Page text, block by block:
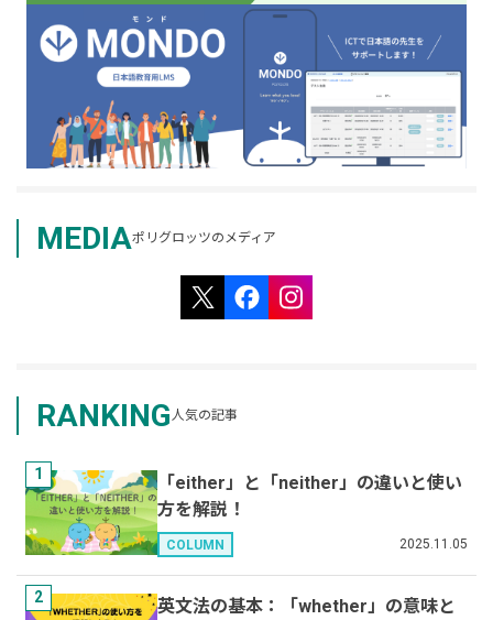
MEDIAポリグロッツのメディア
RANKING人気の記事
1
「either」と「neither」の違いと使い
方を解説！
COLUMN 2025.11.05
2
英文法の基本：「whether」の意味と